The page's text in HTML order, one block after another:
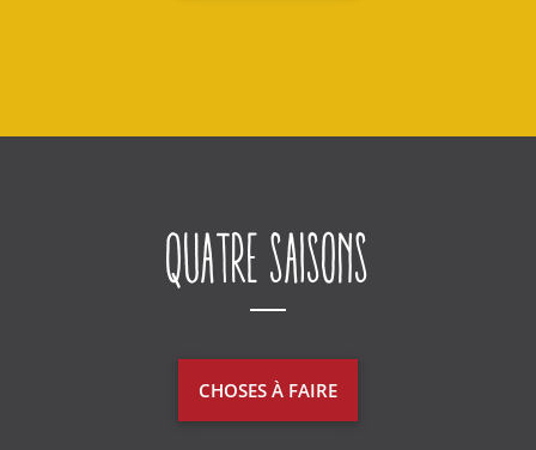
Quatre saisons
CHOSES À FAIRE